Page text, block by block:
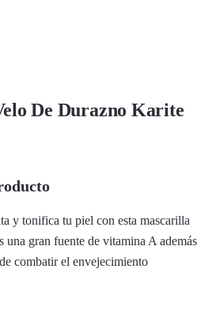
De Durazno Karite
y tonifica tu piel con esta mascarilla
una gran fuente de vitamina A además
combatir el envejecimiento